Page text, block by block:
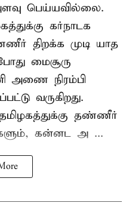
பெய்யவில்லை.
கர்நாடக
திறக்க முடி யாத
மைசூரு
அணை நிரம்பி
வருகிறது.
தமிழகத்துக்கு தண்ணீர்
கன்னட அ ...